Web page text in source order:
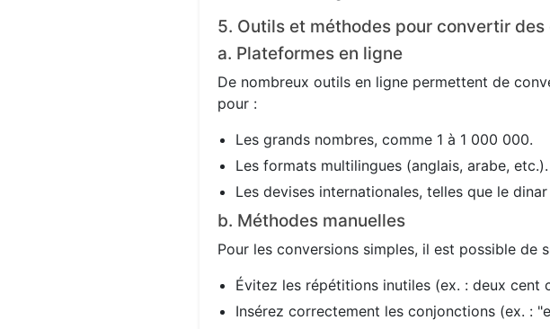
5. Outils et méthodes pour convertir
a. Plateformes en ligne
De nombreux outils en ligne permettent de
pour :
Les grands nombres, comme 1 à 1 000 000.
Les formats multilingues (anglais, arabe, etc.).
Les devises internationales, telles que le
b. Méthodes manuelles
Pour les conversions simples, il est possible de
Évitez les répétitions inutiles (ex. : deux cent
Insérez correctement les conjonctions (ex. :